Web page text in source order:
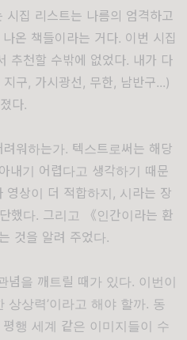
시집 리스트는 나름의 엄격하고
온 책들이라는 거다. 이번 시집
추천할 수밖에 없었다. 내가 다
구, 가시광선, 무한, 남반구...)
다.
워하는가. 텍스트로써는 해당
내기 어렵다고 생각하기 때문
영상이 더 적합하지, 시라는 장
했다. 그리고 《인간이라는 환
것을 알려 주었다.
념을 깨트릴 때가 있다. 이번이
상상력’이라고 해야 할까. 동
행 세계 같은 이미지들이 수